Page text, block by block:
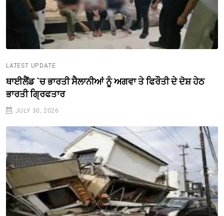
LATEST UPDATE
ਥਾਈਲੈਂਡ `ਚ ਭਾਰਤੀ ਸੈਲਾਨੀਆਂ ਨੂੰ ਅਗਵਾ ਤੇ ਫਿਰੌਤੀ ਦੇ ਦੋਸ਼ ਹੇਠ
ਭਾਰਤੀ ਗ੍ਰਿਫਤਾਰ
JULY 30, 2026